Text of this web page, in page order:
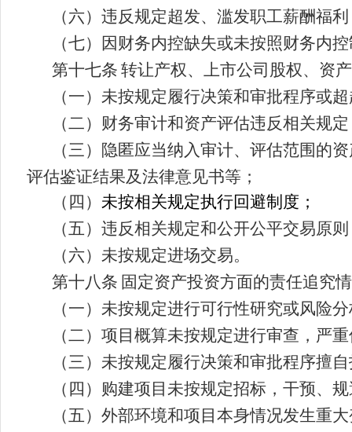
（六）违反规定超发、滥发职工薪酬福
（七）因财务内控缺失或未按照财务内
第十七条 转让产权、上市公司股权、资
（一）未按规定履行决策和审批程序或
（二）财务审计和资产评估违反相关规
（三）隐匿应当纳入审计、评估范围的
评估鉴证结果及法律意见书等；
（四） 未按相关规定执行回避制度；
（五）违反相关规定和公开公平交易原
（六）未按规定进场交易。
第十八条 固定资产投资方面的责任追究
（一）未按规定进行可行性研究或风险
（二）项目概算未按规定进行审查，严
（三）未按规定履行决策和审批程序擅
（四）购建项目未按规定招标，干预、
（五）外部环境和项目本身情况发生重